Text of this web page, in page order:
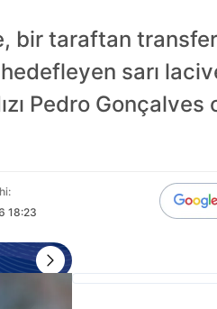
bir taraftan
sarı
Pedro Gonçalves
18:23